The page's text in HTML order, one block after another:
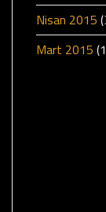
Nisan 2015
Mart 2015